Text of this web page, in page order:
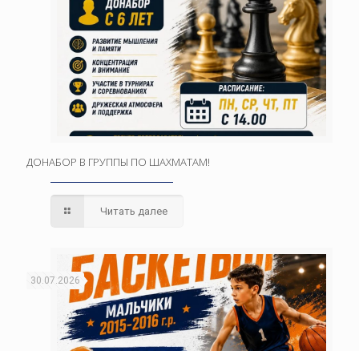
ДОНАБОР В ГРУППЫ ПО ШАХМАТАМ!
Читать далее
30.07.2026